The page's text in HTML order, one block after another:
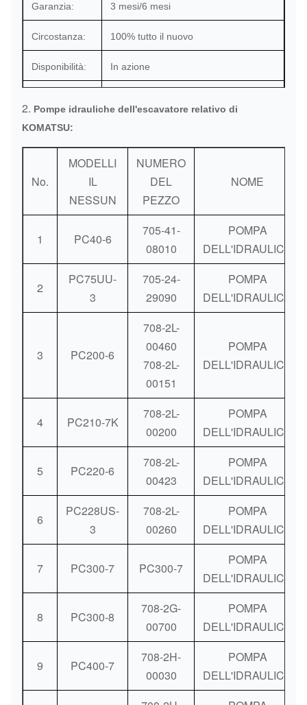
Garanzia: 3 mesi/6 mesi
Circostanza: 100% tutto il nuovo
Disponibilità: In azione
d'origine
La Cina (continente)
Porto: Canton o come richiesta
Metodi di
consegna:
DHL/Fedex/TNT/UPS/trasporto
dell'aria/trasporto del mare
pagamento:
La Banca/Western Union/Paypal
2. Pompe idrauliche dell'escavatore relativo di
KOMATSU:
No.
MODELLI
IL
NESSUN
NUMERO
DEL
PEZZO
NOME
1 PC40-6
705-41-
08010
POMPA
DELL'IDRAULICA
2
PC75UU-
3
705-24-
29090
POMPA
DELL'IDRAULICA
3 PC200-6
708-2L-
00460
708-2L-
00151
POMPA
DELL'IDRAULICA
4 PC210-7K
708-2L-
00200
POMPA
DELL'IDRAULICA
5 PC220-6
708-2L-
00423
POMPA
DELL'IDRAULICA
6
PC228US-
3
708-2L-
00260
POMPA
DELL'IDRAULICA
7 PC300-7 PC300-7
POMPA
DELL'IDRAULICA
8 PC300-8
708-2G-
00700
POMPA
DELL'IDRAULICA
9 PC400-7
708-2H-
00030
POMPA
DELL'IDRAULICA